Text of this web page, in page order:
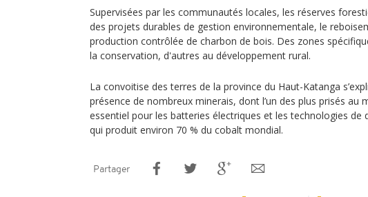
Supervisées par les communautés locales, les réserves
des projets durables de gestion environnementale, le
production contrôlée de charbon de bois. Des zones
la conservation, d'autres au développement rural.
La convoitise des terres de la province du Haut-Katanga
présence de nombreux minerais, dont l’un des plus prisés au
essentiel pour les batteries électriques et les technologies de
qui produit environ 70 % du cobalt mondial.
Partager